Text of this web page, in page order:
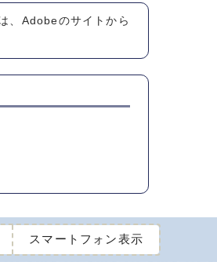
、Adobeのサイトから
スマートフォン表示